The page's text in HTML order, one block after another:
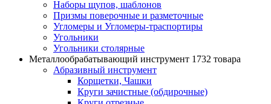
Наборы щупов, шаблонов
Призмы поверочные и разметочные
Угломеры и Угломеры-траспортиры
Угольники
Угольники столярные
Металлообрабатывающий инструмент 1732 товара
Абразивный инструмент
Корщетки, Чашки
Круги зачистные (обдирочные)